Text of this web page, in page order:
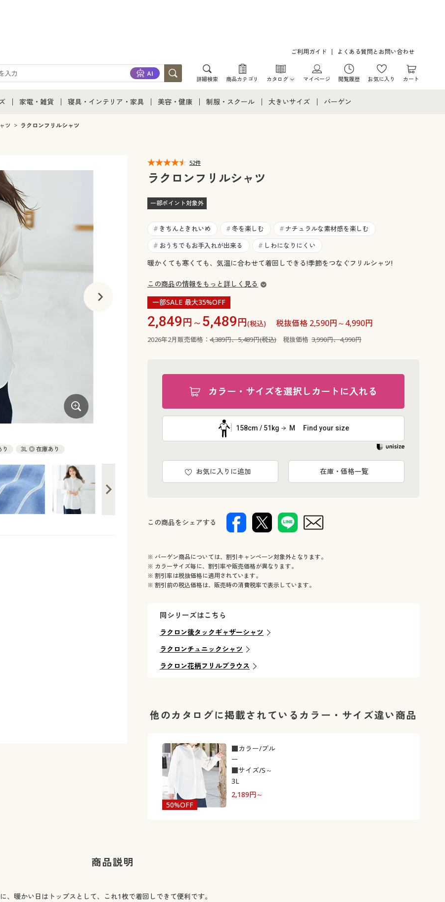
ご利用ガイド よくある質問とお問い合わせ
詳細検索 商品カテゴリ カタログ
カタログ・チラシからのご注文
マイページ 閲覧履歴 お気に入り カート
通販すべて
下着
家電・雑貨
家電・雑貨すべて
キッチン・雑貨・日用品
寝具・インテリア・家具
寝具・インテリア・家具通販すべて
寝具・ベッド
カーテン・ラグ・ファブリック
美容・健康 制服・スクール
ジュニア・ティーンズ下着
大きいサイズ
大きいサイズ 事務・制服
バーゲン
ツ ラクロンフリルシャツ
3L ◎ 在庫あり
52件
ラクロンフリルシャツ
一部ポイント対象外
# きちんときれいめ # 冬を楽しむ # ナチュラルな素材感を楽しむ
# おうちでもお手入れが出来る # しわになりにくい
暖かくても寒くても、気温に合わせて着回しできる!季節をつなぐフリルシャツ!
この商品の情報をもっと詳しく見る
一部SALE 最大35%OFF
2,849円～5,489円(税込) 税抜価格 2,590円～4,990円
2026年2月販売価格： 4,389円、5,489円(税込) 税抜価格 3,990円、4,990円
カラー・サイズを選択しカートに入れる
158cm / 51kg M Find your size
お気に入りに追加 在庫・価格一覧
この商品をシェアする
※ バーゲン商品については、割引キャンペーン対象外となります。
※ カラーサイズ毎に、割引率や販売価格が異なります。
※ 割引率は税抜価格に適用されています。
※ 割引前の税込価格は、販売時の消費税率で表示しています。
同シリーズはこちら
ラクロン後タックギャザーシャツ
ラクロンチュニックシャツ
ラクロン花柄フリルブラウス
他のカタログに掲載されているカラー・サイズ違い商品
50%OFF
2,189円～
■カラー/ブル
ー
■サイズ/S～
3L
商品説明
暖かい日はトップスとして、これ1枚で着回しできて便利です。